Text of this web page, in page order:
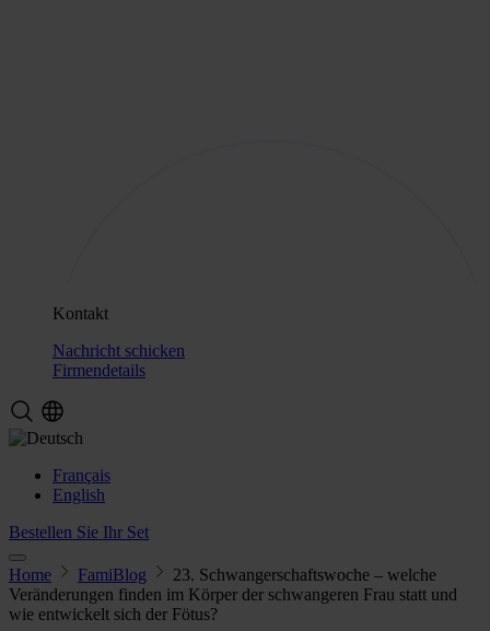
Kontakt
Nachricht schicken
Firmendetails
Français
English
Bestellen Sie Ihr Set
Home FamiBlog
23. Schwangerschaftswoche – welche
Veränderungen finden im Körper der schwangeren Frau statt und
wie entwickelt sich der Fötus?